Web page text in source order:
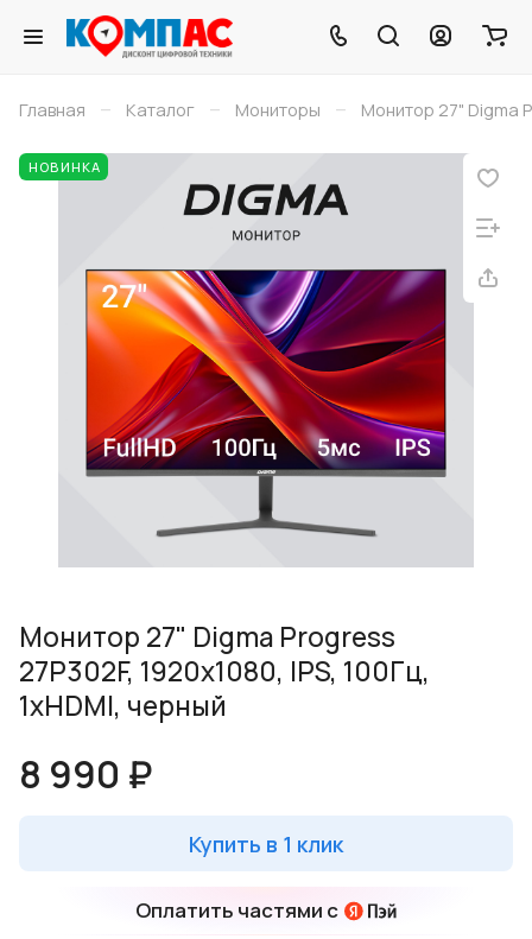
Главная – Каталог – Мониторы – Монитор 27" Digma
НОВИНКА
Монитор 27" Digma Progress
27P302F, 1920x1080, IPS, 100Гц,
1хHDMI, черный
8 990 ₽
Купить в 1 клик
Оплатить частями с